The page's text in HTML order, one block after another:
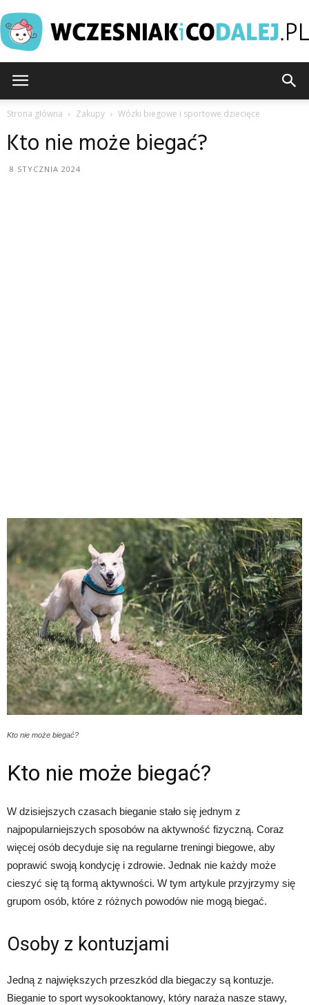
Strona główna Zakupy Wózki biegowe i sportowe dziecięce
Kto nie może biegać?
8 STYCZNIA 2024
Kto nie może biegać?
Kto nie może biegać?
W dzisiejszych czasach bieganie stało się jednym z
najpopularniejszych sposobów na aktywność fizyczną. Coraz
więcej osób decyduje się na regularne treningi biegowe, aby
poprawić swoją kondycję i zdrowie. Jednak nie każdy może
cieszyć się tą formą aktywności. W tym artykule przyjrzymy się
grupom osób, które z różnych powodów nie mogą biegać.
Osoby z kontuzjami
Jedną z największych przeszkód dla biegaczy są kontuzje.
Bieganie to sport wysokooktanowy, który naraża nasze stawy,